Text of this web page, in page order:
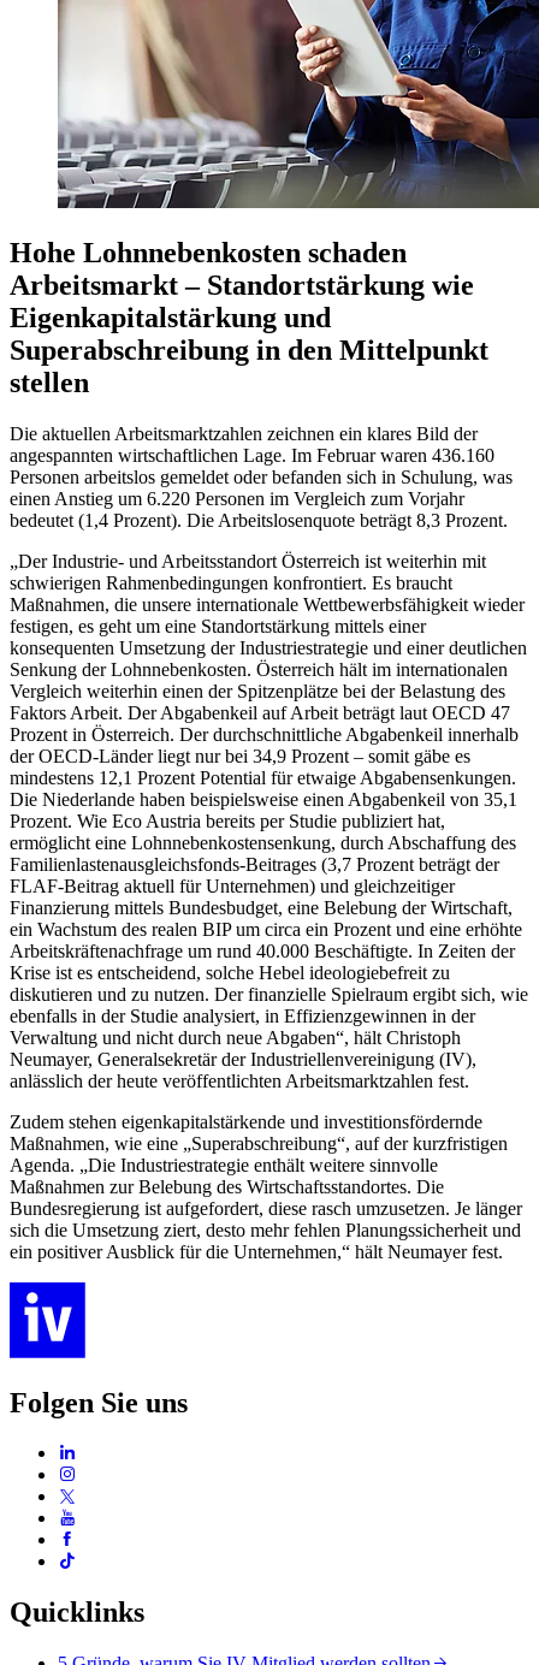
Hohe Lohnnebenkosten schaden
Arbeitsmarkt – Standortstärkung wie
Eigenkapitalstärkung und
Superabschreibung in den Mittelpunkt
stellen
Die aktuellen Arbeitsmarktzahlen zeichnen ein klares Bild der
angespannten wirtschaftlichen Lage. Im Februar waren 436.160
Personen arbeitslos gemeldet oder befanden sich in Schulung, was
einen Anstieg um 6.220 Personen im Vergleich zum Vorjahr
bedeutet (1,4 Prozent). Die Arbeitslosenquote beträgt 8,3 Prozent.
„Der Industrie- und Arbeitsstandort Österreich ist weiterhin mit
schwierigen Rahmenbedingungen konfrontiert. Es braucht
Maßnahmen, die unsere internationale Wettbewerbsfähigkeit wieder
festigen, es geht um eine Standortstärkung mittels einer
konsequenten Umsetzung der Industriestrategie und einer deutlichen
Senkung der Lohnnebenkosten. Österreich hält im internationalen
Vergleich weiterhin einen der Spitzenplätze bei der Belastung des
Faktors Arbeit. Der Abgabenkeil auf Arbeit beträgt laut OECD 47
Prozent in Österreich. Der durchschnittliche Abgabenkeil innerhalb
der OECD-Länder liegt nur bei 34,9 Prozent – somit gäbe es
mindestens 12,1 Prozent Potential für etwaige Abgabensenkungen.
Die Niederlande haben beispielsweise einen Abgabenkeil von 35,1
Prozent. Wie Eco Austria bereits per Studie publiziert hat,
ermöglicht eine Lohnnebenkostensenkung, durch Abschaffung des
Familienlastenausgleichsfonds-Beitrages (3,7 Prozent beträgt der
FLAF-Beitrag aktuell für Unternehmen) und gleichzeitiger
Finanzierung mittels Bundesbudget, eine Belebung der Wirtschaft,
ein Wachstum des realen BIP um circa ein Prozent und eine erhöhte
Arbeitskräftenachfrage um rund 40.000 Beschäftigte. In Zeiten der
Krise ist es entscheidend, solche Hebel ideologiebefreit zu
diskutieren und zu nutzen. Der finanzielle Spielraum ergibt sich, wie
ebenfalls in der Studie analysiert, in Effizienzgewinnen in der
Verwaltung und nicht durch neue Abgaben“, hält Christoph
Neumayer, Generalsekretär der Industriellenvereinigung (IV),
anlässlich der heute veröffentlichten Arbeitsmarktzahlen fest.
Zudem stehen eigenkapitalstärkende und investitionsfördernde
Maßnahmen, wie eine „Superabschreibung“, auf der kurzfristigen
Agenda. „Die Industriestrategie enthält weitere sinnvolle
Maßnahmen zur Belebung des Wirtschaftsstandortes. Die
Bundesregierung ist aufgefordert, diese rasch umzusetzen. Je länger
sich die Umsetzung ziert, desto mehr fehlen Planungssicherheit und
ein positiver Ausblick für die Unternehmen,“ hält Neumayer fest.
Folgen Sie uns
Quicklinks